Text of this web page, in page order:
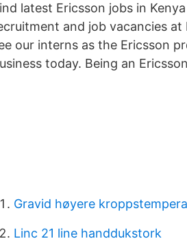
latest Ericsson jobs in
and job vacancies at
our interns as the Ericsson
today. Being an
Gravid høyere
Linc 21 line handdukstork